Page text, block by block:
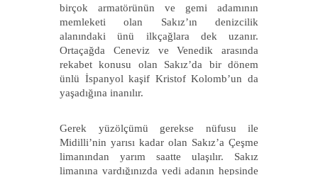
birçok armatörünün ve gemi adamının
memleketi olan Sakız’ın denizcilik
alanındaki ünü ilkçağlara dek uzanır.
Ortaçağda Ceneviz ve Venedik arasında
rekabet konusu olan Sakız’da bir dönem
ünlü İspanyol kaşif Kristof Kolomb’un da
yaşadığına inanılır.
Gerek yüzölçümü gerekse nüfusu ile
Midilli’nin yarısı kadar olan Sakız’a Çeşme
limanından yarım saatte ulaşılır. Sakız
limanına vardığınızda yedi adanın hepsinde